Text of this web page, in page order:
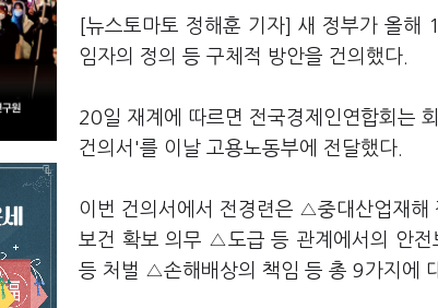
[뉴스토마토 정해훈 기자] 새 정부가 올해
임자의 정의 등 구체적 방안을 건의했다.
20일 재계에 따르면 전국경제인연합회는
건의서'를 이날 고용노동부에 전달했다.
이번 건의서에서 전경련은 △중대산업재
보건 확보 의무 △도급 등 관계에서의 안
등 처벌 △손해배상의 책임 등 총 9가지에